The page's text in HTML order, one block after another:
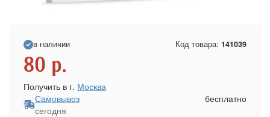
в наличии Код товара: 141039
80 р.
Получить в г. Москва
Самовывоз
сегодня
бесплатно